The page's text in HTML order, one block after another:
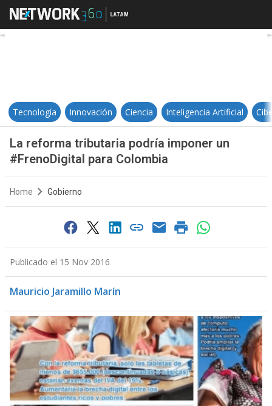
La reforma tributaria podría
Tecnología Innovación Ciencia Inteligencia Artificial
La reforma tributaria podría imponer un
#FrenoDigital para Colombia
Home Gobierno
Publicado el 15 Nov 2016
Mauricio Jaramillo Marín